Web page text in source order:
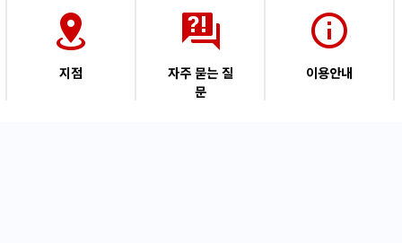
지점
자주 묻는 질
문
이용안내